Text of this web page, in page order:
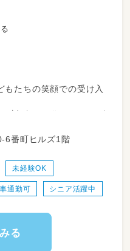
もたちの笑顔での受け入
（室内での遊びや、お散歩
おむつ交換、着替えの補
を支える食事介助
や、安全な睡眠の見守り
ちゃの消毒など、子ども
の計画・準備・運営
6番町ヒルズ1階
未経験OK
車通勤可 シニア活躍中
る